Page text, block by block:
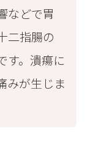
などで胃
二指腸の
す。潰瘍に
みが生じま